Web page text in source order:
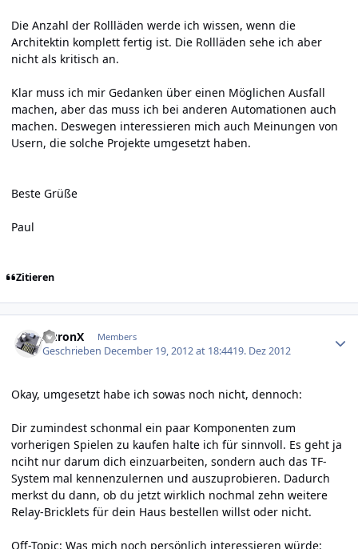
Die Anzahl der Rollläden werde ich wissen, wenn die
Architektin komplett fertig ist. Die Rollläden sehe ich aber
nicht als kritisch an.
Klar muss ich mir Gedanken über einen Möglichen Ausfall
machen, aber das muss ich bei anderen Automationen auch
machen. Deswegen interessieren mich auch Meinungen von
Usern, die solche Projekte umgesetzt haben.
Beste Grüße
Paul
Zitieren
AuronX Members
Geschrieben December 19, 2012 at 18:4419. Dez 2012
Okay, umgesetzt habe ich sowas noch nicht, dennoch:
Dir zumindest schonmal ein paar Komponenten zum
vorherigen Spielen zu kaufen halte ich für sinnvoll. Es geht ja
nciht nur darum dich einzuarbeiten, sondern auch das TF-
System mal kennenzulernen und auszuprobieren. Dadurch
merkst du dann, ob du jetzt wirklich nochmal zehn weitere
Relay-Bricklets für dein Haus bestellen willst oder nicht.
Off-Topic: Was mich noch persönlich interessieren würde: